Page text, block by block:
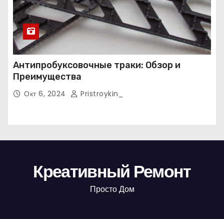
Антипробуксовочные траки: Обзор и
Преимущества
Окт 6, 2024 Pristroykin_
Креативный Ремонт
Просто Дом